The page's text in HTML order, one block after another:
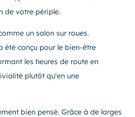
de votre périple.
un salon sur roues.
été conçu pour le bien-être
les heures de route en
plutôt qu'en une
bien pensé. Grâce à de larges